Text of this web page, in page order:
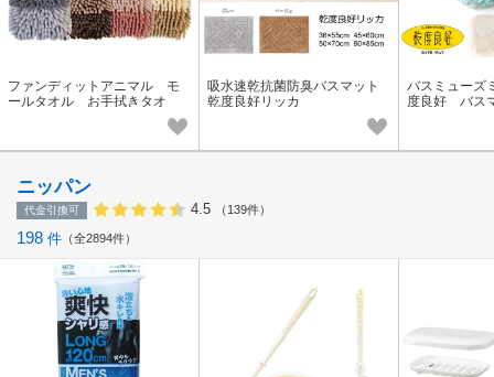
ファンディットアニマル モ
ールタオル お手拭きタオ
ル 豆しば プードル ねこ
吸水速乾抗菌防臭バスマット
乾度良好リッカ
バスミュー
度良好 バス
ニッパン
代金引換可 4.5 （139件）
198 件 全2894件